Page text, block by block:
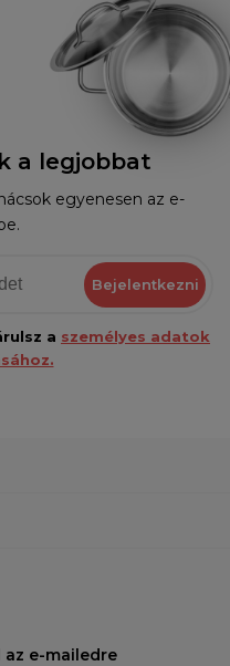
a legjobbat
egyenesen az e-
Bejelentkezni
a személyes adatok
az e-mailedre